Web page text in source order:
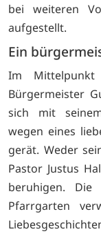
bei weiteren
aufgestellt.
Ein
Im
Bürgermeister
sich mit
wegen eines
gerät. Weder
Pastor Justus
beruhigen.
Pfarrgarten